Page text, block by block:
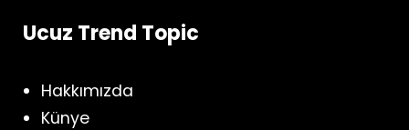
Ucuz Trend Topic
Hakkımızda
Künye